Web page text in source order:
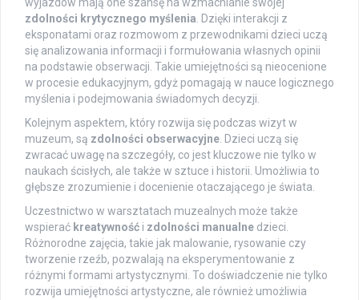
wyjazdów mają one szansę na wzmacnianie swojej
zdolności krytycznego myślenia. Dzięki interakcji z
eksponatami oraz rozmowom z przewodnikami dzieci uczą
się analizowania informacji i formułowania własnych opinii
na podstawie obserwacji. Takie umiejętności są nieocenione
w procesie edukacyjnym, gdyż pomagają w nauce logicznego
myślenia i podejmowania świadomych decyzji.
Kolejnym aspektem, który rozwija się podczas wizyt w
muzeum, są zdolności obserwacyjne. Dzieci uczą się
zwracać uwagę na szczegóły, co jest kluczowe nie tylko w
naukach ścisłych, ale także w sztuce i historii. Umożliwia to
głębsze zrozumienie i docenienie otaczającego je świata.
Uczestnictwo w warsztatach muzealnych może także
wspierać kreatywność i zdolności manualne dzieci.
Różnorodne zajęcia, takie jak malowanie, rysowanie czy
tworzenie rzeźb, pozwalają na eksperymentowanie z
różnymi formami artystycznymi. To doświadczenie nie tylko
rozwija umiejętności artystyczne, ale również umożliwia